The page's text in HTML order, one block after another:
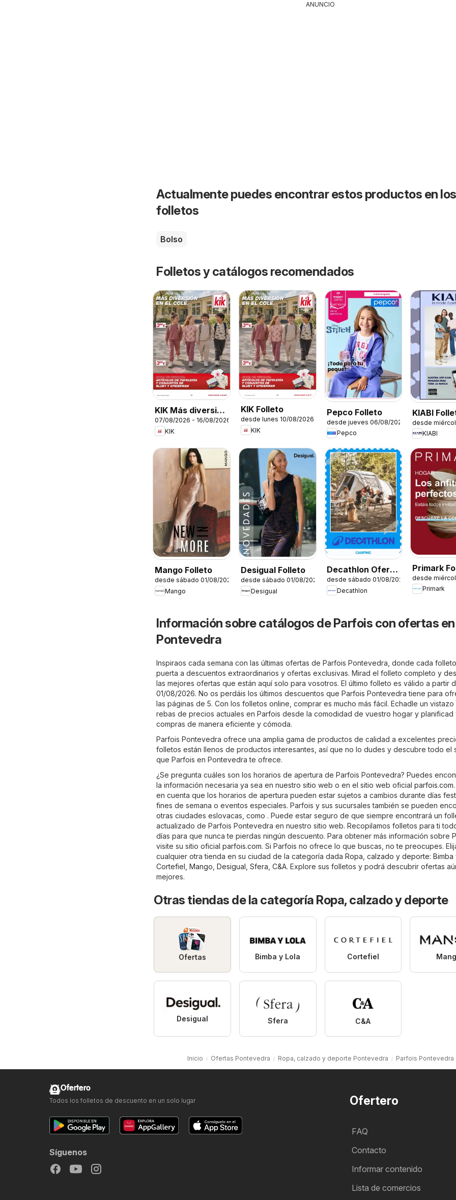
ANUNCIO
Actualmente puedes encontrar estos productos en los
folletos
Bolso
Folletos y catálogos recomendados
KIK Más diversión
en el cole
07/08/2026 - 16/08/2026
KIK
KIK Folleto
desde lunes 10/08/2026
KIK
Pepco Folleto
desde jueves 06/08/2026
Pepco
KIABI
desde
KIABI
Mango Folleto
desde sábado 01/08/2026
Mango
Desigual Folleto
desde sábado 01/08/2026
Desigual
Decathlon Oferta
estacional
desde sábado 01/08/2026
Decathlon
Primark
Hogar
desde
Primark
Información sobre catálogos de Parfois con ofertas en
Pontevedra
Inspiraos cada semana con las últimas ofertas de Parfois Pontevedra, donde cada
puerta a descuentos extraordinarios y ofertas exclusivas. Mirad el folleto completo y
las mejores ofertas que están aquí solo para vosotros. El último folleto es válido a partir
01/08/2026. No os perdáis los últimos descuentos que Parfois Pontevedra tiene para
las páginas de 5. Con los folletos online, comprar es mucho más fácil. Echadle un vistazo
rebas de precios actuales en Parfois desde la comodidad de vuestro hogar y planificad
compras de manera eficiente y cómoda.
Parfois Pontevedra ofrece una amplia gama de productos de calidad a excelentes
folletos están llenos de productos interesantes, así que no lo dudes y descubre todo el
que Parfois en Pontevedra te ofrece.
¿Se pregunta cuáles son los horarios de apertura de Parfois Pontevedra? Puedes
la información necesaria ya sea en nuestro sitio web o en el sitio web oficial parfois.com
en cuenta que los horarios de apertura pueden estar sujetos a cambios durante días
fines de semana o eventos especiales. Parfois y sus sucursales también se pueden
otras ciudades eslovacas, como . Puede estar seguro de que siempre encontrará un
actualizado de Parfois Pontevedra en nuestro sitio web. Recopilamos folletos para ti
días para que nunca te pierdas ningún descuento. Para obtener más información sobre
visite su sitio oficial parfois.com. Si Parfois no ofrece lo que buscas, no te preocupes.
cualquier otra tienda en su ciudad de la categoría dada Ropa, calzado y deporte: Bimba
Cortefiel Mango Desigual Sfera C&A. Explore sus folletos y podrá descubrir ofertas
mejores.
Otras tiendas de la categoría Ropa, calzado y deporte
Ofertas Bimba y Lola Cortefiel
Desigual Sfera C&A
Inicio Ofertas Pontevedra Ropa, calzado y deporte Pontevedra Parfois Pontevedra
Ofertero
FAQ
Contacto
Informar contenido
Lista de comercios
Ofertero
Todos los folletos de descuento en un solo lugar
Síguenos